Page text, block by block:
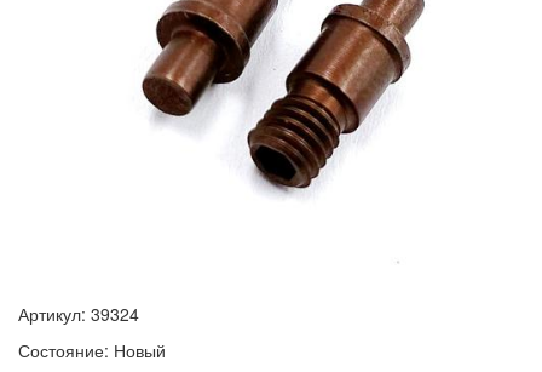
Артикул: 39324
Состояние: Новый